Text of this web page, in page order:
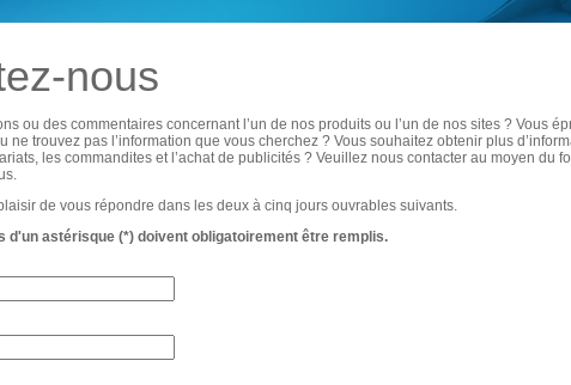
nous
ou des commentaires concernant l’un de nos produits ou l’un de nos sites ? Vous
ne trouvez pas l’information que vous cherchez ? Vous souhaitez obtenir plus
les commandites et l’achat de publicités ? Veuillez nous contacter au moyen du
de vous répondre dans les deux à cinq jours ouvrables suivants.
d'un astérisque (*) doivent obligatoirement être remplis.